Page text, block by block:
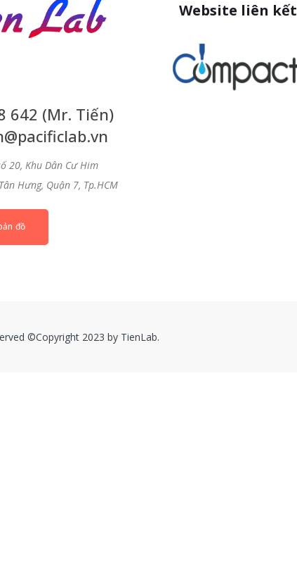
642 (Mr. Tiến)
20, Khu Dân Cư Him
Hưng, Quận 7, Tp.HCM
đồ
Website liên kết
©Copyright 2023 by TienLab.